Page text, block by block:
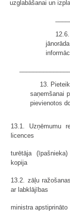
uzglabāšanai un
13.
saņemšanai
pievienotos
13.1. Uzņēmumu
licences
turētāja
kopija
13.2. zāļu
ar labklājības
ministra